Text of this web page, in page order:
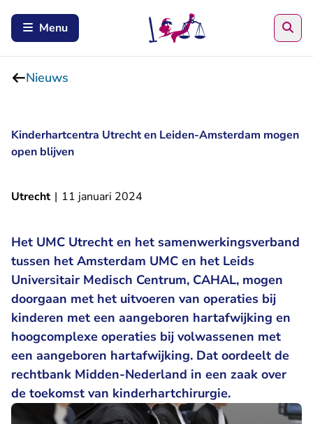
Menu
Nieuws
Kinderhartcentra Utrecht en Leiden-Amsterdam mogen
open blijven
Utrecht | 11 januari 2024
Het UMC Utrecht en het samenwerkingsverband
tussen het Amsterdam UMC en het Leids
Universitair Medisch Centrum, CAHAL, mogen
doorgaan met het uitvoeren van operaties bij
kinderen met een aangeboren hartafwijking en
hoogcomplexe operaties bij volwassenen met
een aangeboren hartafwijking. Dat oordeelt de
rechtbank Midden-Nederland in een zaak over
de toekomst van kinderhartchirurgie.